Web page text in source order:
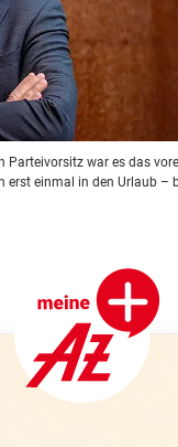
Parteivorsitz war es das
erst einmal in den Urlaub –